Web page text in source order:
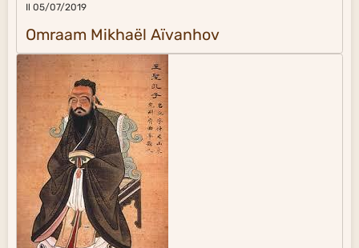
Il 05/07/2019
Omraam Mikhaël Aïvanhov